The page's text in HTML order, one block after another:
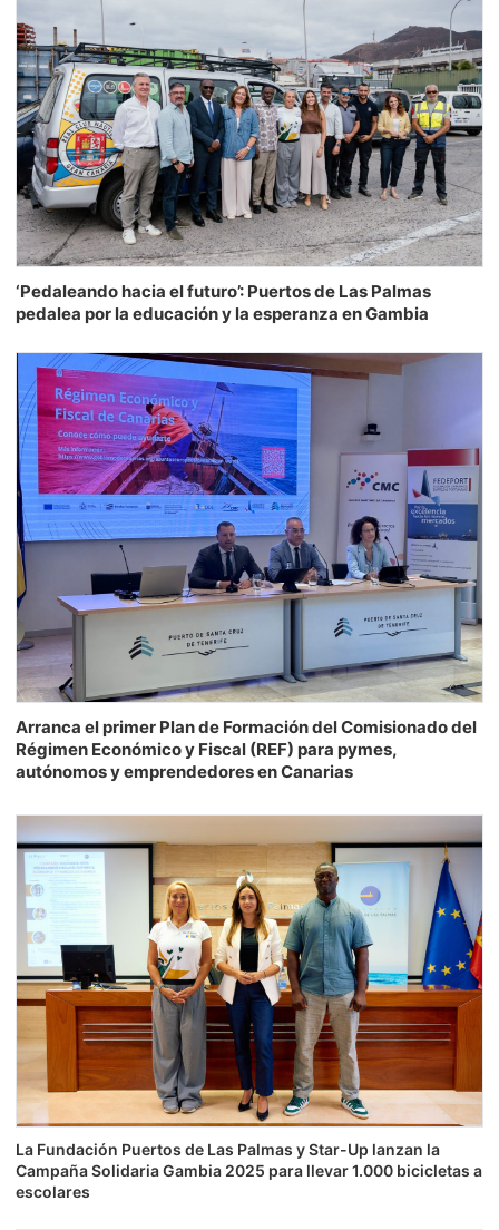
‘Pedaleando hacia el futuro’: Puertos de Las Palmas
pedalea por la educación y la esperanza en Gambia
Arranca el primer Plan de Formación del Comisionado del
Régimen Económico y Fiscal (REF) para pymes,
autónomos y emprendedores en Canarias
La Fundación Puertos de Las Palmas y Star-Up lanzan la
Campaña Solidaria Gambia 2025 para llevar 1.000 bicicletas a
escolares